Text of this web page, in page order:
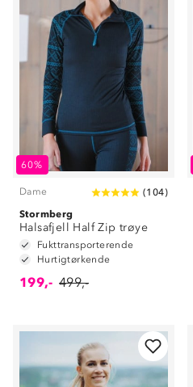
60%
Dame (104)
Stormberg
Halsafjell Half Zip trøye
Fukttransporterende
Hurtigtørkende
199,- 499,-